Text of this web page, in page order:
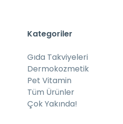
Kategoriler
Gıda Takviyeleri
Dermokozmetik
Pet Vitamin
Tüm Ürünler
Çok Yakında!